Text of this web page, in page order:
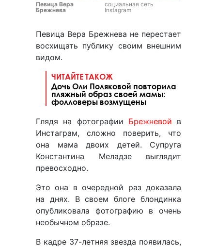
Певица Вера
Брежнева
социальная сеть
Instagram
Певица Вера Брежнева не перестает
восхищать публику своим внешним
видом.
ЧИТАЙТЕ ТАКОЖ
Дочь Оли Поляковой повторила
пляжный образ своей мамы:
фолловеры возмущены
Глядя на фотографии Брежневой в
Инстаграм, сложно поверить, что
она мама двоих детей. Супруга
Константина Меладзе выглядит
превосходно.
Это она в очередной раз доказала
на днях. В своем блоге блондинка
опубликовала фотографию в очень
необычном образе.
В кадре 37-летняя звезда появилась,